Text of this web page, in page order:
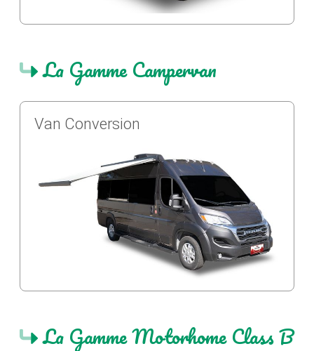
La Gamme Campervan
Van Conversion
La Gamme Motorhome Class B